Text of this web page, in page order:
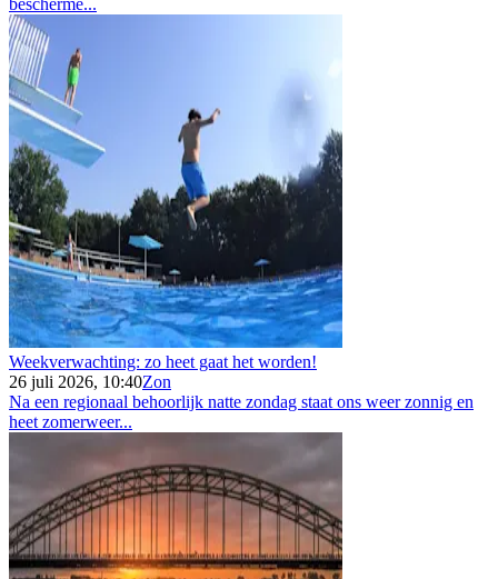
bescherme...
Weekverwachting: zo heet gaat het worden!
26 juli 2026, 10:40Zon
Na een regionaal behoorlijk natte zondag staat ons weer zonnig en
heet zomerweer...